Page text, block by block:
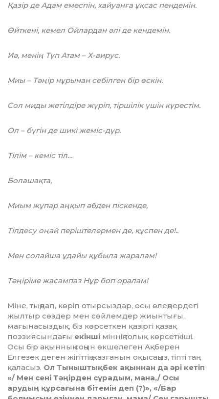
Қазір де Адам емеспін, хайуанға ұқсас пендемін.
Өйткені, кемел Ойлардан әлі де кендемін.
Иә, менің Түп Атам – Х-вирус.
Миы – Тәңір нұрынан себілген бір өскін.
Сол миды жетілдіре жүріп, тіршілік үшін күрестім.
Ол – бүгін де шикі жеміс-дүр.
Тілім – кеміс тіл…
Болашақта,
Миым жұпар аңқып әбден піскенде,
Тілдесу оңай періштелермен де, құспен де!..
Мен солайша ұдайы құбыла жаралам!
Тәңіріме жасампаз Нұр боп оралам!
Міне, тыңдап, көріп отырсыздар, осы өлеңдердегі
жылтыр сөздер мен сөйлемдер жиынтығы,
мағынасыздық, біз көрсеткен қазіргі қазақ
поэзиясындағы екінші міннің толық көрсеткіші.
Осы бір ақынның соңын өкшелеген Ақберен
Елгезек деген жігіттің жазғанын оқысаңыз, тіпті таң
қаласыз. Ол Тыныштықбек ақыннан да әрі кетіп
«/ Мен сені Тәңірден сүрадым, мана,/ Осы
арудың құрсағына бітемін деп (?)», «/Бар